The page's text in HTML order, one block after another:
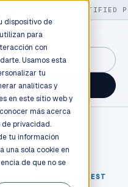
dispositivo de
para
con
Usamos esta
tu
analíticas y
en este sitio web y
más acerca
de privacidad.
tu información
una sola cookie en
de que no se
130+ CERTIFIED
→
→
INBEST